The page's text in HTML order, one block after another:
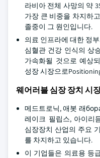
라비아 전체 사망의 약
가장 큰 비중을 차지하
졸중이 그 원인입니다.
의료 인프라에 대한 정
심혈관 건강 인식의 상
가속화될 것으로 예상
성장 시장으로
웨어러블 심장 장치 시
메드트로닉, 애봇 래
레이크 필립스, 아이리
심장장치 산업의 주요
를 차지하고 있습니다.
이 기업들은 의료용 등